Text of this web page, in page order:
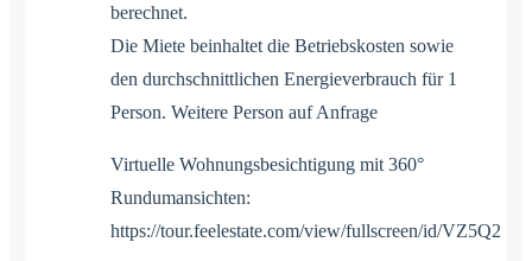
berechnet.
Die Miete beinhaltet die Betriebskosten sowie
den durchschnittlichen Energieverbrauch für 1
Person. Weitere Person auf Anfrage
Virtuelle Wohnungsbesichtigung mit 360°
Rundumansichten:
https://tour.feelestate.com/view/fullscreen/id/VZ5Q2